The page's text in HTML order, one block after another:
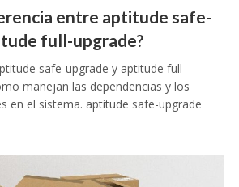
entre aptitude safe-
full-upgrade?
safe-upgrade y aptitude full-
manejan las dependencias y los
en el sistema. aptitude safe-upgrade